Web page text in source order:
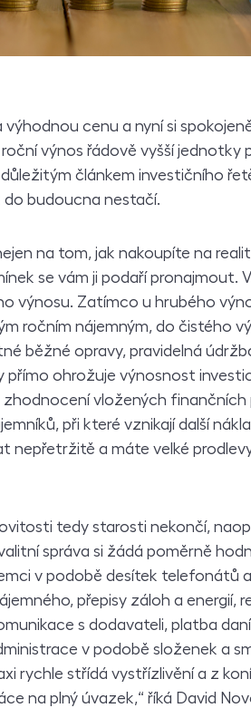
výhodnou cenu a nyní si
výnos řádově vyšší jednotky
článkem investičního
budoucna nestačí.
na tom, jak nakoupíte na
se vám ji podaří pronajmout.
výnosu. Zatímco u hrubého
ročním nájemným, do čistého
běžné opravy, pravidelná
přímo ohrožuje výnosnost
vložených finančních
při které vznikají další
nepřetržitě a máte velké
tedy starosti nekončí,
správa si žádá poměrně
v podobě desítek telefonátů
přepisy záloh a energií,
s dodavateli, platba
v podobě složenek a
rychle střídá vystřízlivění a z
na plný úvazek,“ říká David